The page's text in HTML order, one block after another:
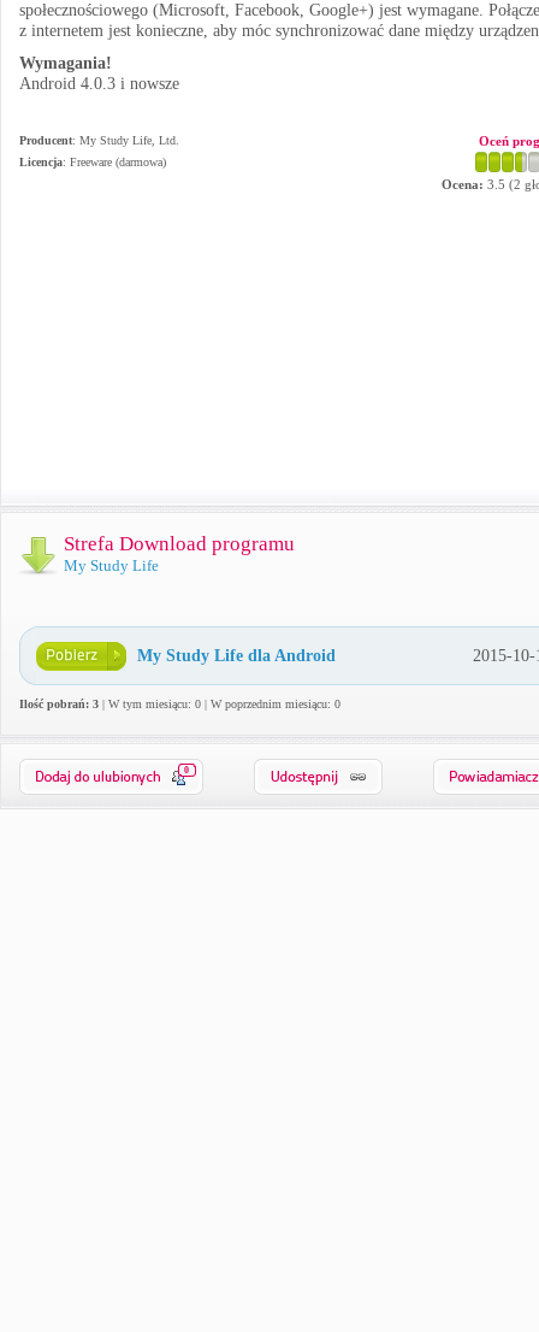
społecznościowego (Microsoft, Facebook, Google+) jest wymagane.
z internetem jest konieczne, aby móc synchronizować dane między
Wymagania!
Android 4.0.3 i nowsze
Producent: My Study Life, Ltd.
Licencja: Freeware (darmowa)
Oceń
Ocena: 3.5 (2
Strefa Download programu
My Study Life
My Study Life dla Android 2015-10-
Ilość pobrań: 3 | W tym miesiącu: 0 | W poprzednim miesiącu: 0
0